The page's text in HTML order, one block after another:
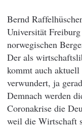
Bernd
Universität
norwegischen
Der als
kommt auch
verwundert, ja
Demnach werden
Coronakrise die
weil die Wirtschaft